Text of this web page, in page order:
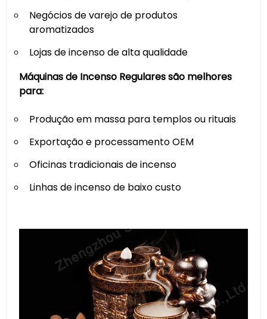
Negócios de varejo de produtos
aromatizados
Lojas de incenso de alta qualidade
Máquinas de Incenso Regulares são melhores
para:
Produção em massa para templos ou rituais
Exportação e processamento OEM
Oficinas tradicionais de incenso
Linhas de incenso de baixo custo